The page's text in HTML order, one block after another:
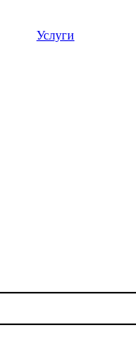
Услуги